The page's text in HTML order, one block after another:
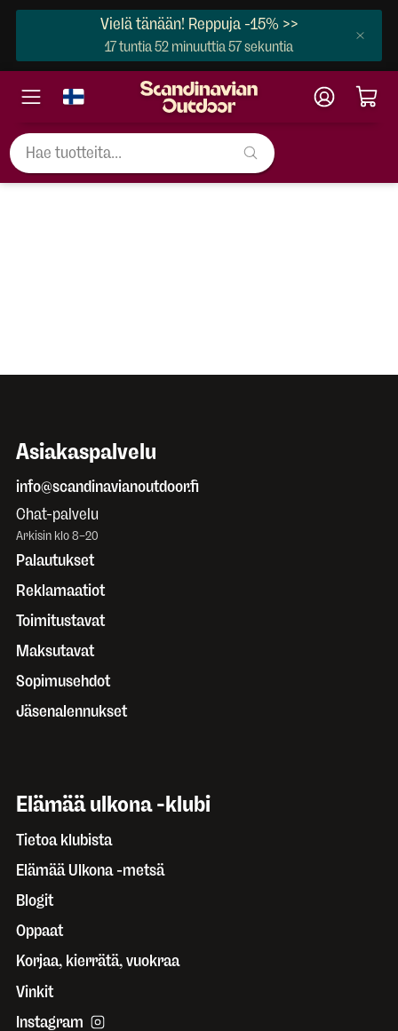
Vielä tänään! Reppuja -15% >>
17 tuntia 52 minuuttia 57 sekuntia
Asiakaspalvelu
info@scandinavianoutdoor.fi
Chat-palvelu
Arkisin klo 8–20
Palautukset
Reklamaatiot
Toimitustavat
Maksutavat
Sopimusehdot
Jäsenalennukset
Elämää ulkona -klubi
Tietoa klubista
Elämää Ulkona -metsä
Blogit
Oppaat
Korjaa, kierrätä, vuokraa
Vinkit
Instagram